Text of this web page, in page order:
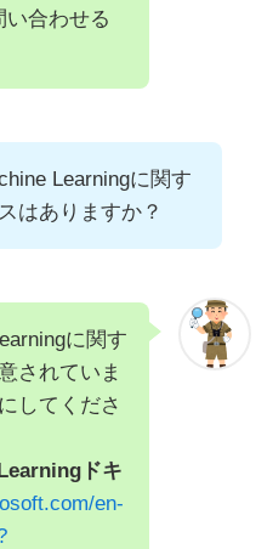
い合わせる
Learningに関す
はありますか？
に関す
されていま
してくださ
ドキ
en-